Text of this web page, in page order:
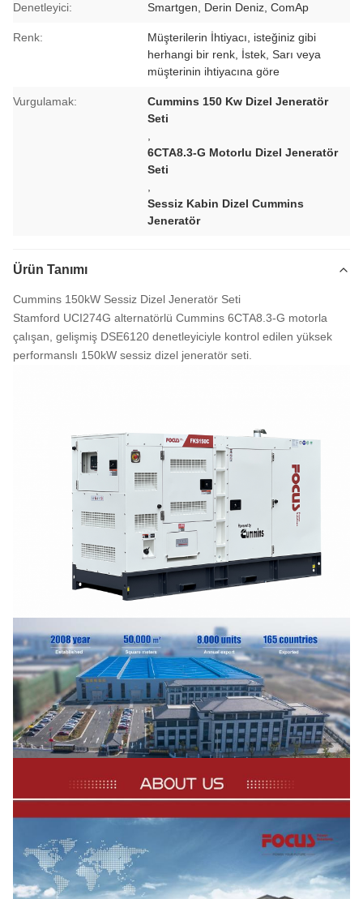
Denetleyici: Smartgen, Derin Deniz, ComAp
Renk:
Müşterilerin İhtiyacı, isteğiniz gibi
herhangi bir renk, İstek, Sarı veya
müşterinin ihtiyacına göre
Vurgulamak:
Cummins 150 Kw Dizel Jeneratör
Seti
6CTA8.3-G Motorlu Dizel Jeneratör
Seti
Sessiz Kabin Dizel Cummins
Jeneratör
Ürün Tanımı
Cummins 150kW Sessiz Dizel Jeneratör Seti
Stamford UCI274G alternatörlü Cummins 6CTA8.3-G motorla
çalışan, gelişmiş DSE6120 denetleyiciyle kontrol edilen yüksek
performanslı 150kW sessiz dizel jeneratör seti.